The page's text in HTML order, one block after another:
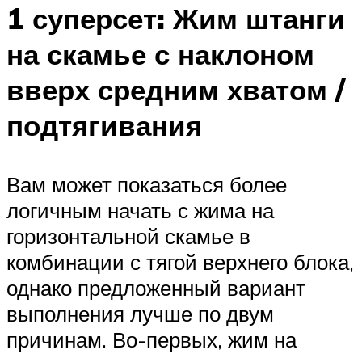
1 суперсет: Жим штанги
на скамье с наклоном
вверх средним хватом /
подтягивания
Вам может показаться более
логичным начать с жима на
горизонтальной скамье в
комбинации с тягой верхнего блока,
однако предложенный вариант
выполнения лучше по двум
причинам. Во-первых, жим на